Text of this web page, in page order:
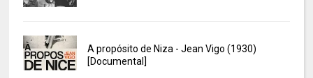
A propósito de Niza - Jean Vigo (1930)
[Documental]